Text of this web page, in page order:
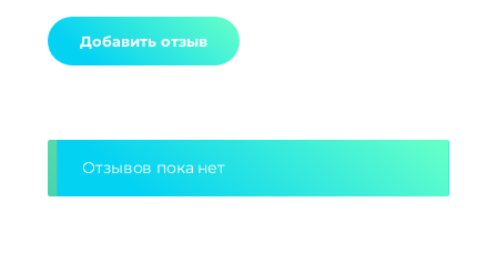
Отзывов пока нет